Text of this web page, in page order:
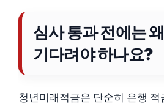
심사 통과 전에는
기다려야 하나요?
청년미래적금은 단순히 은행